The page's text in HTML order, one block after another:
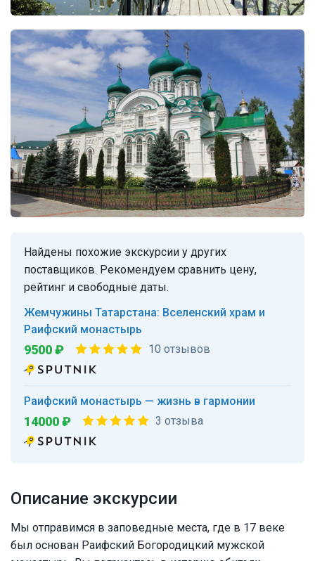
Описание экскурсии
Мы отправимся в заповедные места, где в 17 веке
был основан Раифский Богородицкий мужской
Найдены похожие экскурсии у других
поставщиков. Рекомендуем сравнить цену,
рейтинг и свободные даты.
Жемчужины Татарстана: Вселенский храм и
Раифский монастырь
9500 ₽ 10 отзывов
Раифский монастырь — жизнь в гармонии
14000 ₽ 3 отзыва